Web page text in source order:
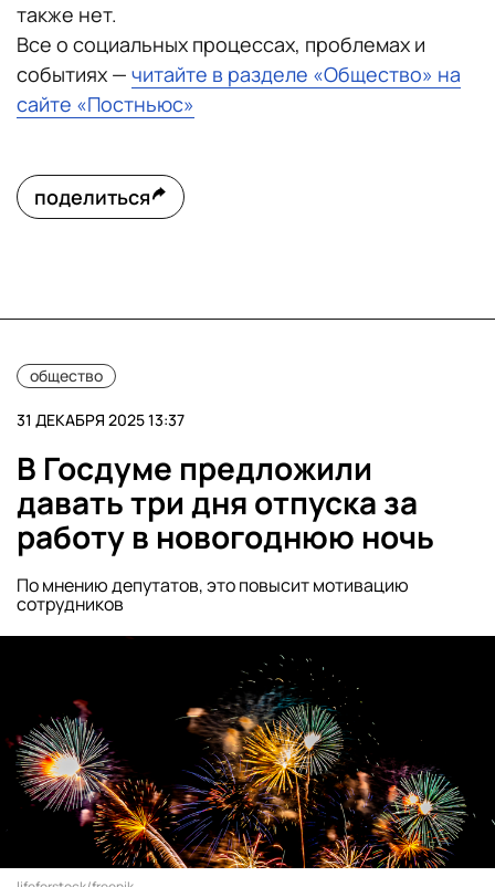
также нет.
Все о социальных процессах, проблемах и
событиях — читайте в разделе «Общество» на
сайте «Постньюс»
поделиться
общество
31 ДЕКАБРЯ 2025 13:37
В Госдуме предложили
давать три дня отпуска за
работу в новогоднюю ночь
По мнению депутатов, это повысит мотивацию
сотрудников